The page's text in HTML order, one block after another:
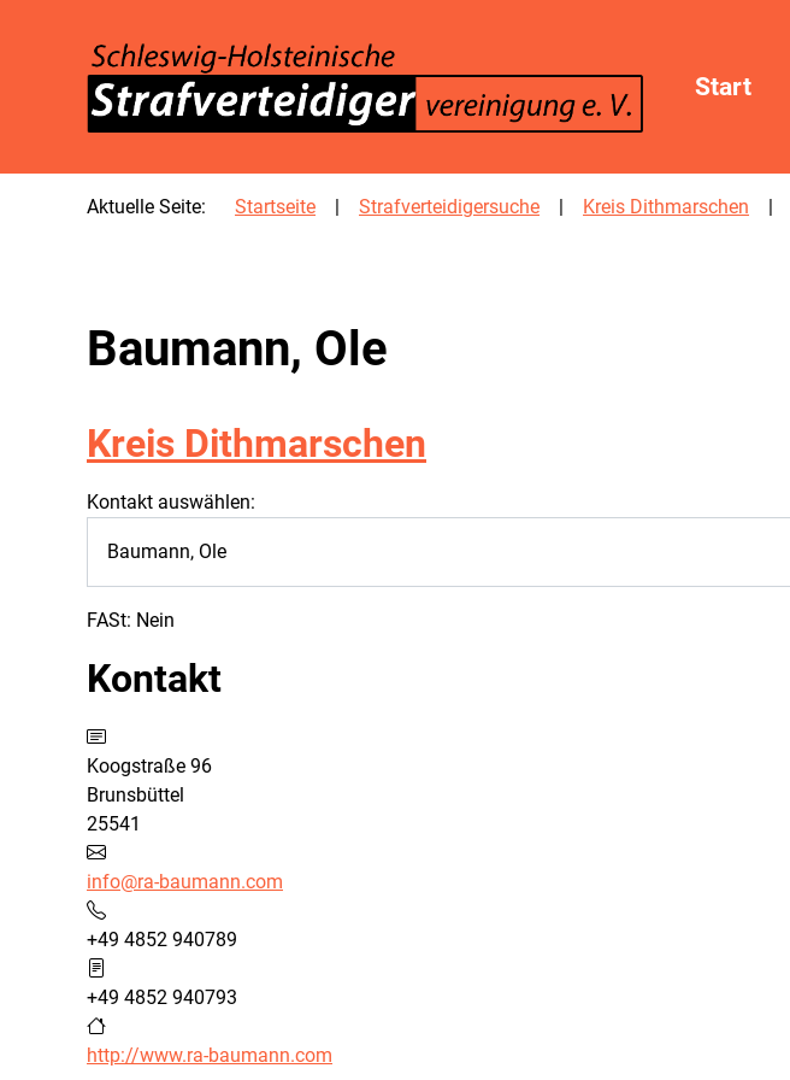
SKIP TO MAIN CONTENT
Start
Aktuelle Seite: Startseite Strafverteidigersuche Kreis Dithmarschen
Baumann, Ole
Kreis Dithmarschen
Kontakt auswählen:
FASt: Nein
Kontakt
Adresse:
Koogstraße 96
Brunsbüttel
25541
E-Mail:
info@ra-baumann.com
Telefon:
+49 4852 940789
+49 4852 940793
Website:
http://www.ra-baumann.com